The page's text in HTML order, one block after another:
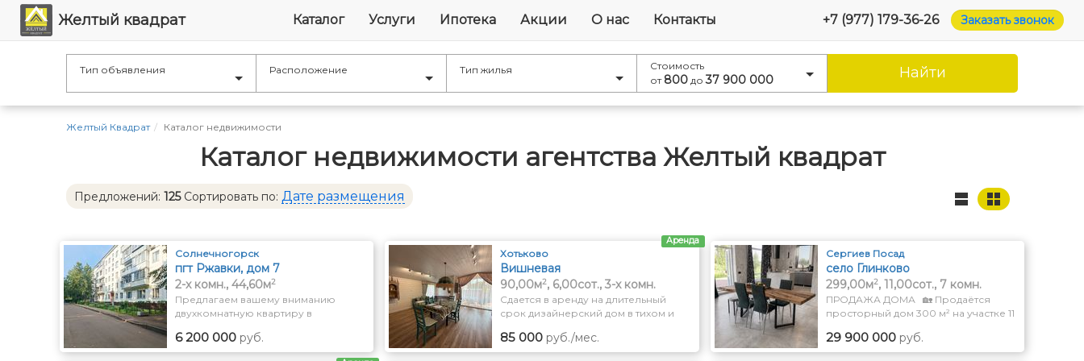
Желтый квадрат Каталог Услуги Ипотека Акции О нас Контакты Заказать звонок
+7 (977) 179-36-26
Тип объявления Расположение Тип жилья
Стоимость
от 800 до37 900 000 Найти
Желтый Квадрат Каталог недвижимости
Каталог недвижимости агентства Желтый квадрат
Предложений: 125 Сортировать по: Дате размещения
Солнечногорск
пгт Ржавки, дом 7
2-x комн., 44,60м2
Предлагаем вашему вниманию
двухкомнатную квартиру в
типа Ржавки, всего в полутора
километрах от города Зеленоград.
6 200 000 руб.
Хотьково
Вишневая
90,00м2, 6,00сот., 3-x комн.
Сдается в аренду на длительный
срок дизайнерский дом в тихом и
Подмосковья в г. Хотьково
городского округа Сергиев Посад.
85 000 руб./мес.
Аренда
Сергиев Посад
село Глинково
299,00м2, 11,00сот., 7 комн.
ПРОДАЖА ДОМА 🏡 Продаётся
просторный дом 300 м² на участке 11
Всего 1 км до выезда на
Ярославское шоссе. ✅ Дом
29 900 000 руб.